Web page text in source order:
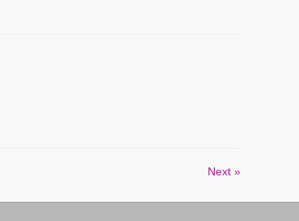
Next »